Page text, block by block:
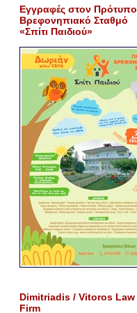
Εγγραφές στον Πρότυπο
Βρεφονηπιακό Σταθμό
«Σπίτι Παιδιού»
Dimitriadis / Vitoros Law
Firm